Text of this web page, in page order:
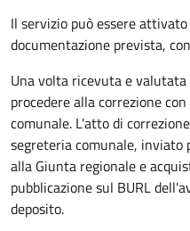
Il servizio può essere
documentazione prevista,
Una volta ricevuta e
procedere alla correzione
comunale. L'atto di
segreteria comunale, inviato
alla Giunta regionale e
pubblicazione sul BURL
deposito.